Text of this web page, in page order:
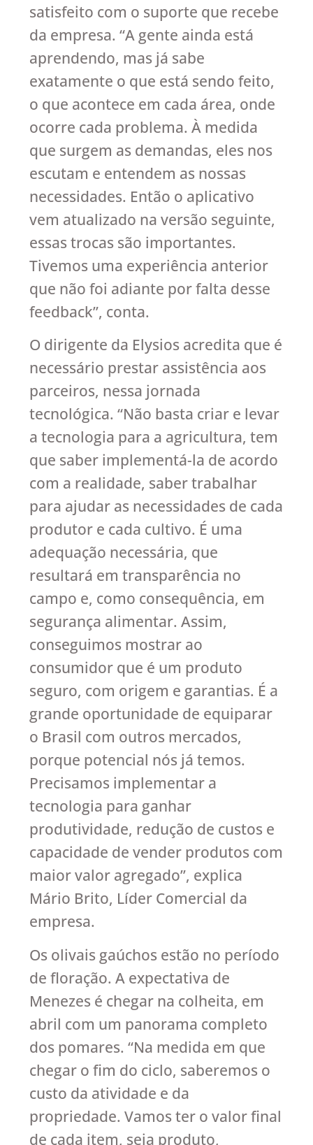
satisfeito com o suporte que recebe
da empresa. “A gente ainda está
aprendendo, mas já sabe
exatamente o que está sendo feito,
o que acontece em cada área, onde
ocorre cada problema. À medida
que surgem as demandas, eles nos
escutam e entendem as nossas
necessidades. Então o aplicativo
vem atualizado na versão seguinte,
essas trocas são importantes.
Tivemos uma experiência anterior
que não foi adiante por falta desse
feedback”, conta.
O dirigente da Elysios acredita que é
necessário prestar assistência aos
parceiros, nessa jornada
tecnológica. “Não basta criar e levar
a tecnologia para a agricultura, tem
que saber implementá-la de acordo
com a realidade, saber trabalhar
para ajudar as necessidades de cada
produtor e cada cultivo. É uma
adequação necessária, que
resultará em transparência no
campo e, como consequência, em
segurança alimentar. Assim,
conseguimos mostrar ao
consumidor que é um produto
seguro, com origem e garantias. É a
grande oportunidade de equiparar
o Brasil com outros mercados,
porque potencial nós já temos.
Precisamos implementar a
tecnologia para ganhar
produtividade, redução de custos e
capacidade de vender produtos com
maior valor agregado”, explica
Mário Brito, Líder Comercial da
empresa.
Os olivais gaúchos estão no período
de floração. A expectativa de
Menezes é chegar na colheita, em
abril com um panorama completo
dos pomares. “Na medida em que
chegar o fim do ciclo, saberemos o
custo da atividade e da
propriedade. Vamos ter o valor final
de cada item, seja produto,